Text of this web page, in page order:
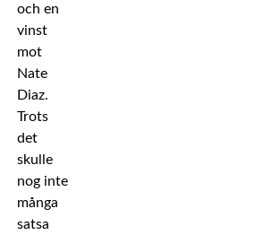
och en
vinst
mot
Nate
Diaz.
Trots
det
skulle
nog inte
många
satsa